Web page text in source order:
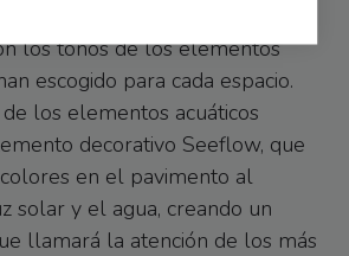
arena y verde. Combinando
los tonos de los elementos
escogido para cada espacio.
los elementos acuáticos
decorativo Seeflow, que
en el pavimento al
solar y el agua, creando un
llamará la atención de los más